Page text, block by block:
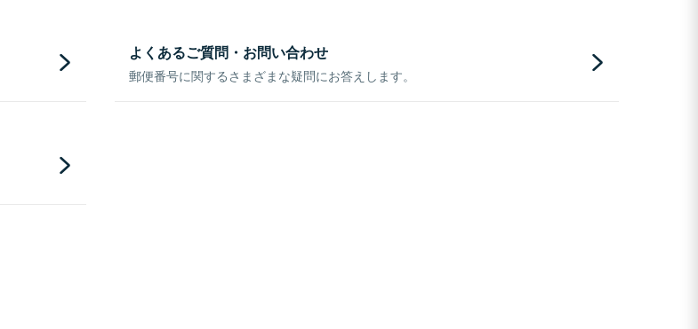
よくあるご質問・お問い合わせ
郵便番号に関するさまざまな疑問にお答えします。